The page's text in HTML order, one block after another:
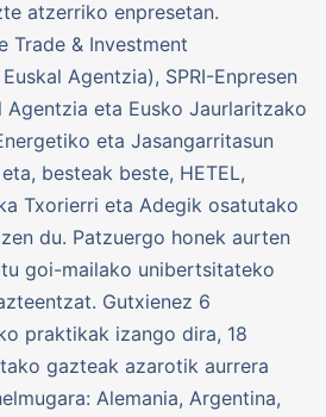
atzerriko enpresetan.
Trade & Investment
Agentzia), SPRI-Enpresen
Agentzia eta Eusko Jaurlaritzako
eta Jasangarritasun
besteak beste, HETEL,
Txorierri eta Adegik osatutako
du. Patzuergo honek aurten
goi-mailako unibertsitateko
Gutxienez 6
praktikak izango dira, 18
gazteak azarotik aurrera
Alemania, Argentina,